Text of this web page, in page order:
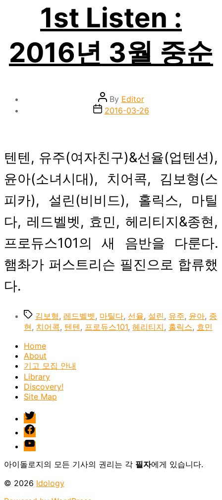
1st Listen :
2016년 3월 중순
Post
author
By Editor
Post2016-03-26
텐텐, 유주(여자친구)&선율(업텐션),
윤아(소녀시대), 치어콕, 김보형(스
피카), 설린(비비드), 홀릭스, 마틸
다, 레드벨벳, 효민, 헤리티지&종현,
프로듀스101의 새 음반을 다룬다.
햄촤가 퍼스트리슨 필진으로 합류했
다.
Tags김보형, 레드벨벳, 마틸다, 선율, 설린, 유주, 윤아, 종
현, 치어콕, 텐텐, 프로듀스101, 헤리티지, 홀릭스, 효민
Home
About
기고 모집 안내
Library
Discovery!
Site Map
twitter
facebook
Youtube
아이돌로지의 모든 기사의 권리는 각 필자에게 있습니다.
© 2026 Idology